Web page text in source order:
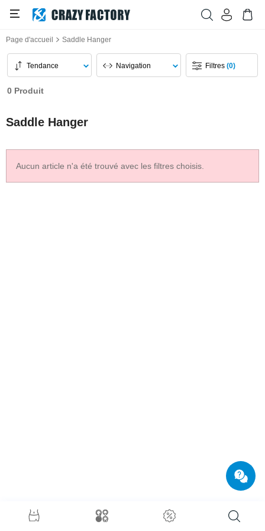
Page d'accueil Saddle Hanger
Tendance Navigation Filtres(0)
0 Produit
Saddle Hanger
Aucun article n'a été trouvé avec les filtres choisis.